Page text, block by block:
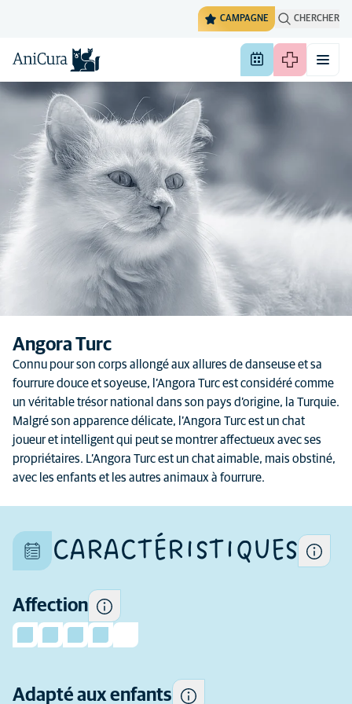
CAMPAGNE CHERCHER
Angora Turc
Connu pour son corps allongé aux allures de danseuse et sa
fourrure douce et soyeuse, l’Angora Turc est considéré comme
un véritable trésor national dans son pays d’origine, la Turquie.
Malgré son apparence délicate, l’Angora Turc est un chat
joueur et intelligent qui peut se montrer affectueux avec ses
propriétaires. L’Angora Turc est un chat aimable, mais obstiné,
avec les enfants et les autres animaux à fourrure.
CARACTÉRISTIQUES
Affection
Adapté aux enfants
Chaque chat est un individu
unique et ses caractéristiques
Combien d'attention et
d'affection cette race
Certains chats ont tendance à
être plus enjoués et sociables
tolérer leur comportement
que d'autres.
À quel point cette race a